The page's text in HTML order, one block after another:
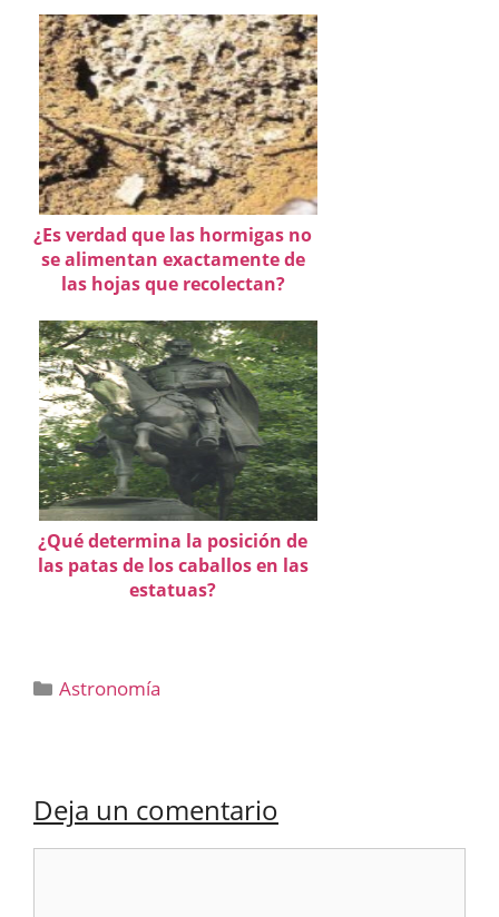
¿Es verdad que las hormigas no
se alimentan exactamente de
las hojas que recolectan?
¿Qué determina la posición de
las patas de los caballos en las
estatuas?
Categorías
Astronomía
Deja un comentario